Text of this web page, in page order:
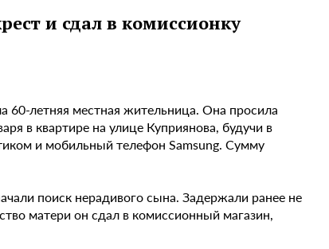
и сдал в комиссионку
60-летняя местная жительница. Она просила
в квартире на улице Куприянова, будучи в
и мобильный телефон Samsung. Сумму
поиск нерадивого сына. Задержали ранее не
матери он сдал в комиссионный магазин,